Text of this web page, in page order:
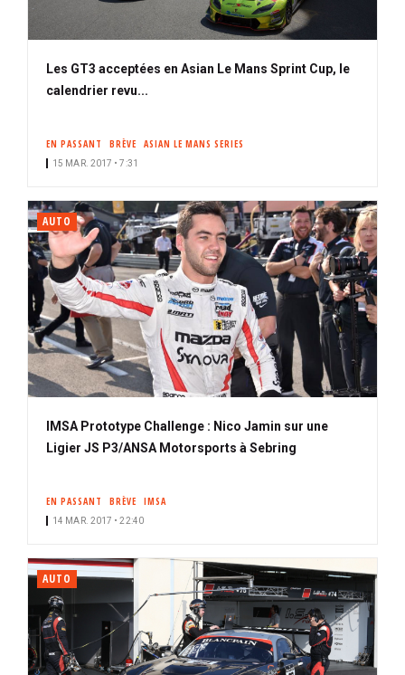
Les GT3 acceptées en Asian Le Mans Sprint Cup, le
calendrier revu...
EN PASSANT BRÈVE ASIAN LE MANS SERIES
15 MAR. 2017 • 7:31
AUTO
IMSA Prototype Challenge : Nico Jamin sur une
Ligier JS P3/ANSA Motorsports à Sebring
EN PASSANT BRÈVE IMSA
14 MAR. 2017 • 22:40
AUTO